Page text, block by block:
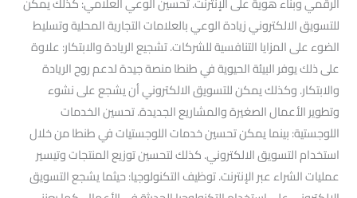
للتسويق الالكتروني زيادة الوعي بالعلامات التجارية المحلية وتسليط
الضوء على المزايا التنافسية للشركات. تشجيع الريادة والابتكار: علاوة
على ذلك يوفر البيئة الحيوية في طنطا منصة جيدة لدعم روح الريادة
والابتكار. وكذلك يمكن للتسويق الالكتروني أن يشجع على نشوء
وتطوير الأعمال الصغيرة والمشاريع الجديدة. تحسين الخدمات
اللوجستية: بينما يمكن تحسين خدمات اللوجستيات في طنطا من خلال
استخدام التسويق الالكتروني. كذلك لتحسين توزيع المنتجات وتيسير
عمليات الشراء عبر الإنترنت. توظيف التكنولوجيا: حيثما يشجع التسويق